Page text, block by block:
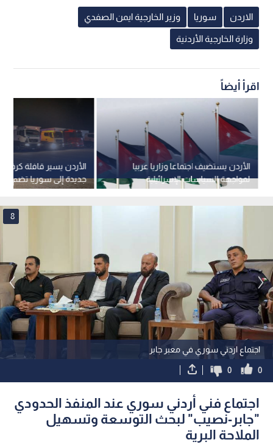
الاردن سوريا وزير الخارجية ايمن الصفدي
وزارة الخارجية الأردنية
اقرأ أيضاً
الأردن يسير قافلة
جديدة إلى سوريا تضم 16 شاحنة
الأردن يستضيف اجتماعا وزاريا عربيا
لمواجهة السياسات الإسرائيلية
الاربعاء
اجتماع اردني سوري في معبر جابر
8
0
0
اجتماع فني أردني سوري عند المنفذ الحدودي
"جابر-نصيب" لبحث التوسعة وتسهيل
الملاحة البرية